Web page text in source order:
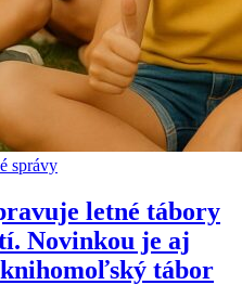
správy
letné tábory
Novinkou je aj
tábor